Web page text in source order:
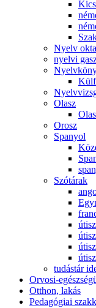
Nyelv
nyelvi
Olasz
Orosz
Spanyol
Szótárak
tudástár
Orvosi-
Otthon, lakás
Pedagógiai